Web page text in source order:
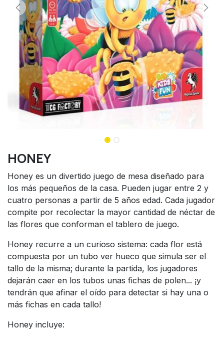
HONEY
Honey es un divertido juego de mesa diseñado para
los más pequeños de la casa. Pueden jugar entre 2 y
cuatro personas a partir de 5 años edad. Cada jugador
compite por recolectar la mayor cantidad de néctar de
las flores que conforman el tablero de juego.
Honey recurre a un curioso sistema: cada flor está
compuesta por un tubo ver hueco que simula ser el
tallo de la misma; durante la partida, los jugadores
dejarán caer en los tubos unas fichas de polen... ¡y
tendrán que afinar el oído para detectar si hay una o
más fichas en cada tallo!
Honey incluye: